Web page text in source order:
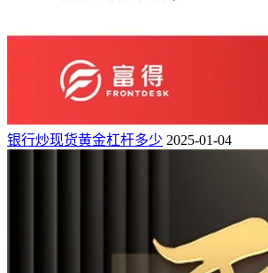
银行炒现货黄金杠杆多少 2025-01-04